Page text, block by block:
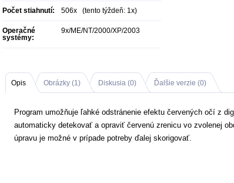
Počet stiahnutí: 506x (tento týždeň: 1x)
Operačné
systémy:
9x/ME/NT/2000/XP/2003
Opis Obrázky (1) Diskusia (0) Ďalšie verzie (0)
Program umožňuje ľahké odstránenie efektu červených očí z
automaticky detekovať a opraviť červenú zrenicu vo zvolenej
úpravu je možné v prípade potreby ďalej skorigovať.